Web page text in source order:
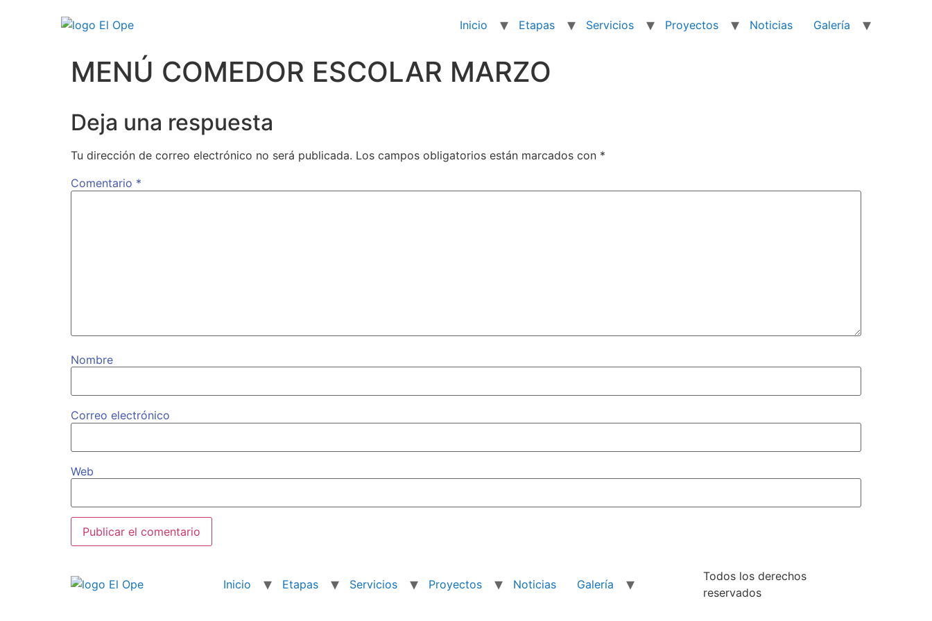
Inicio Etapas Servicios Proyectos Noticias Galería
MENÚ COMEDOR ESCOLAR MARZO
Deja una respuesta
Tu dirección de correo electrónico no será publicada. Los campos obligatorios están marcados con *
Comentario *
Nombre
Correo electrónico
Web
Inicio Etapas Servicios Proyectos Noticias Galería
Todos los derechos
reservados